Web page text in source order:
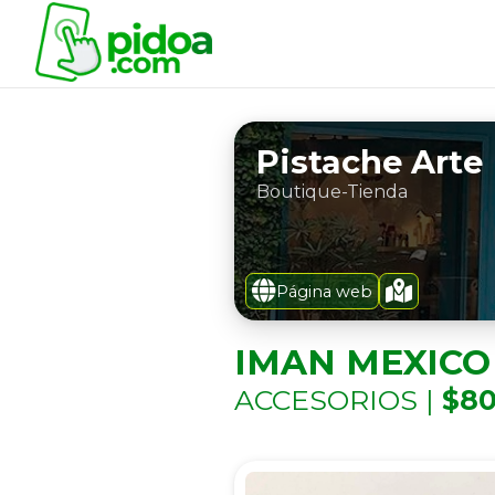
Pistache Arte
Boutique-Tienda
Página web
IMAN MEXICO
ACCESORIOS |